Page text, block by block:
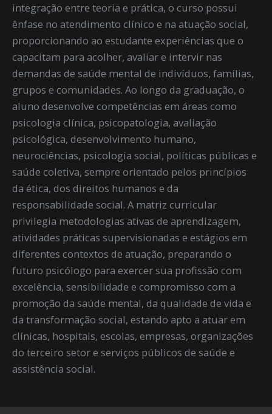
integração entre teoria e prática, o curso possui
ênfase no atendimento clínico e na atuação social,
proporcionando ao estudante experiências que o
capacitam para acolher, avaliar e intervir nas
demandas de saúde mental de indivíduos, famílias,
grupos e comunidades. Ao longo da graduação, o
aluno desenvolve competências em áreas como
psicologia clínica, psicopatologia, avaliação
psicológica, desenvolvimento humano,
neurociências, psicologia social, políticas públicas e
saúde coletiva, sempre orientado pelos princípios
da ética, dos direitos humanos e da
responsabilidade social. A matriz curricular
privilegia metodologias ativas de aprendizagem,
atividades práticas supervisionadas e estágios em
diferentes contextos de atuação, preparando o
futuro psicólogo para exercer sua profissão com
excelência, sensibilidade e compromisso com a
promoção da saúde mental, da qualidade de vida e
da transformação social, estando apto a atuar em
clínicas, hospitais, escolas, empresas, organizações
do terceiro setor e serviços públicos de saúde e
assistência social.